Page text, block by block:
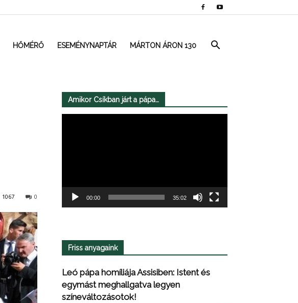
HŐMÉRŐ ESEMÉNYNAPTÁR MÁRTON ÁRON 130
0
1067
Amikor Csíkban járt a pápa…
00:00 35:02
Friss anyagaink
Leó pápa homíliája Assisiben: Istent és
egymást meghallgatva legyen
színeváltozásotok!